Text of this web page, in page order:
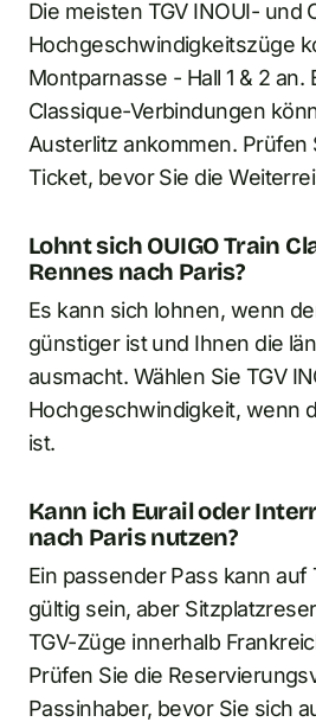
Die meisten TGV INOUI- und
Hochgeschwindigkeitszüge
Montparnasse - Hall 1 & 2 an.
Classique-Verbindungen
Austerlitz ankommen. Prüfen
Ticket, bevor Sie die
Lohnt sich OUIGO Train
Rennes nach Paris?
Es kann sich lohnen, wenn
günstiger ist und Ihnen die
ausmacht. Wählen Sie TGV
Hochgeschwindigkeit, wenn
ist.
Kann ich Eurail oder
nach Paris nutzen?
Ein passender Pass kann auf
gültig sein, aber
TGV-Züge innerhalb
Prüfen Sie die
Passinhaber, bevor Sie sich